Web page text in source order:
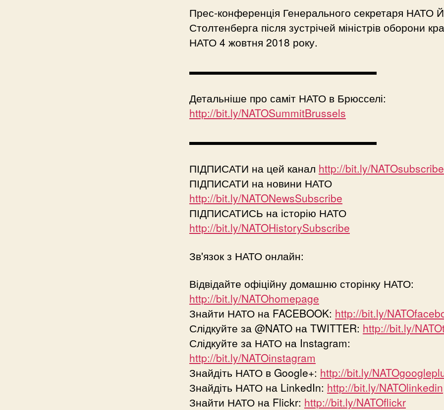
Прес-конференція Генерального секретаря НАТО
Столтенберга після зустрічей міністрів оборони
НАТО 4 жовтня 2018 року.
▬▬▬▬▬▬▬▬▬▬▬▬▬▬▬▬▬▬
Детальніше про саміт НАТО в Брюсселі:
http://bit.ly/NATOSummitBrussels
▬▬▬▬▬▬▬▬▬▬▬▬▬▬▬▬▬▬
ПІДПИСАТИ на цей канал http://bit.ly/NATOsubscribe
ПІДПИСАТИ на новини НАТО
http://bit.ly/NATONewsSubscribe
ПІДПИСАТИСЬ на історію НАТО
http://bit.ly/NATOHistorySubscribe
Зв'язок з НАТО онлайн:
Відвідайте офіційну домашню сторінку НАТО:
http://bit.ly/NATOhomepage
Знайти НАТО на FACEBOOK: http://bit.ly/
Слідкуйте за @NATO на TWITTER: http://bit.ly/
Слідкуйте за НАТО на Instagram:
http://bit.ly/NATOinstagram
Знайдіть НАТО в Google+: http://bit.ly/
Знайдіть НАТО на LinkedIn: http://bit.ly/NATOlinkedin
Знайти НАТО на Flickr: http://bit.ly/NATOflickr